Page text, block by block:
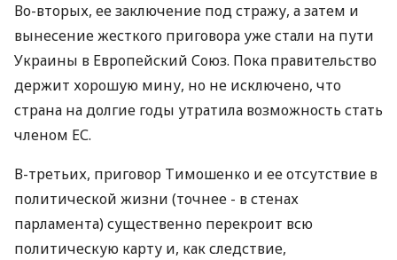
Во-вторых, ее заключение под стражу, а затем и
вынесение жесткого приговора уже стали на пути
Украины в Европейский Союз. Пока правительство
держит хорошую мину, но не исключено, что
страна на долгие годы утратила возможность стать
членом ЕС.
В-третьих, приговор Тимошенко и ее отсутствие в
политической жизни (точнее - в стенах
парламента) существенно перекроит всю
политическую карту и, как следствие,